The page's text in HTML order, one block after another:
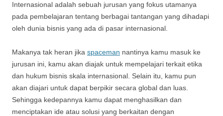
Internasional adalah sebuah jurusan yang fokus utamanya
pada pembelajaran tentang berbagai tantangan yang dihadapi
oleh dunia bisnis yang ada di pasar internasional.
Makanya tak heran jika spaceman nantinya kamu masuk ke
jurusan ini, kamu akan diajak untuk mempelajari terkait etika
dan hukum bisnis skala internasional. Selain itu, kamu pun
akan diajari untuk dapat berpikir secara global dan luas.
Sehingga kedepannya kamu dapat menghasilkan dan
menciptakan ide atau solusi yang berkaitan dengan